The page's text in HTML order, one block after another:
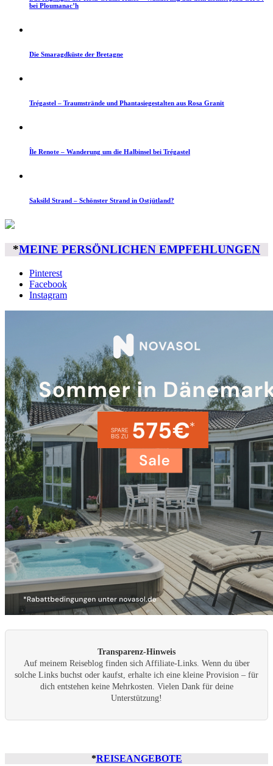
bei Ploumanac’h
Die Smaragdküste der Bretagne
Trégastel – Traumstrände und Phantasiegestalten aus Rosa Granit
Île Renote – Wanderung um die Halbinsel bei Trégastel
Saksild Strand – Schönster Strand in Ostjütland?
*MEINE PERSÖNLICHEN EMPFEHLUNGEN
Pinterest
Facebook
Instagram
Transparenz-Hinweis
Auf meinem Reiseblog finden sich Affiliate-Links. Wenn du über
solche Links buchst oder kaufst, erhalte ich eine kleine Provision – für
dich entstehen keine Mehrkosten. Vielen Dank für deine
Unterstützung!
*REISEANGEBOTE